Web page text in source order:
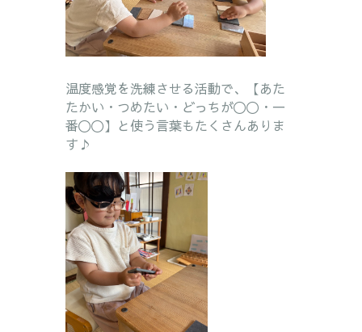
温度感覚を洗練させる活動で、【あた
たかい・つめたい・どっちが〇〇・一
番〇〇】と使う言葉もたくさんありま
す♪